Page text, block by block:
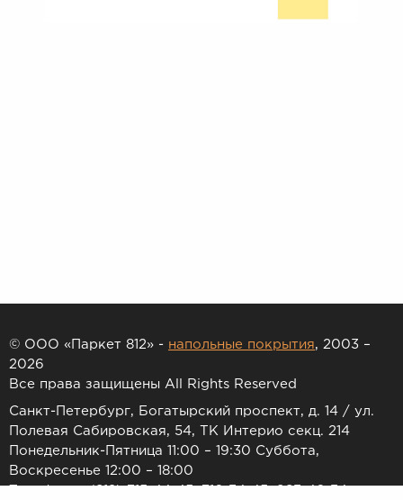
© ООО «Паркет 812» - напольные покрытия, 2003 –
2026
Все права защищены All Rights Reserved
Санкт-Петербург, Богатырский проспект, д. 14 / ул.
Полевая Сабировская, 54, ТК Интерио секц. 214
Понедельник-Пятница 11:00 – 19:30 Суббота,
Воскресенье 12:00 – 18:00